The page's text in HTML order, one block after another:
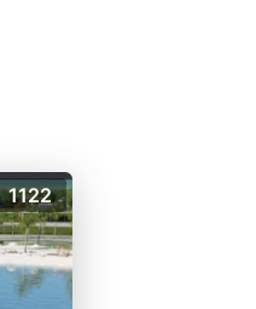
1122